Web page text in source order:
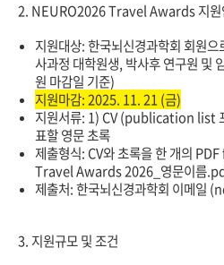
2. NEURO2026 Travel Awards지
지원대상:한국뇌신경과학회 회원으
사과정 대학원생, 박사후연구원 및
원 마감일 기준)
지원마감: 2025. 11. 21 (금)
지원서류: 1) CV (publication list
표할영문초록
제출형식: CV와초록을한개의
Travel Awards 2026_ 영문이름
제출처:한국뇌신경과학회 이메일
3. 지원규모및조건